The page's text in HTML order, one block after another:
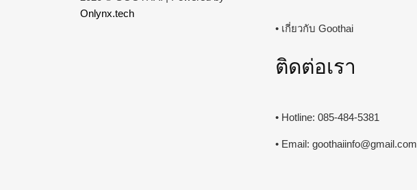
Onlynx.tech
• เกี่ยวกับ Goothai
ติดต่อเรา
• Hotline: 085-484-5381
• Email: goothaiinfo@gmail.com